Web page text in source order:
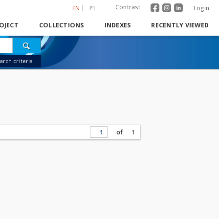
EN PL Contrast Login
COLLECTIONS INDEXES RECENTLY VIEWED
criteria
of 1